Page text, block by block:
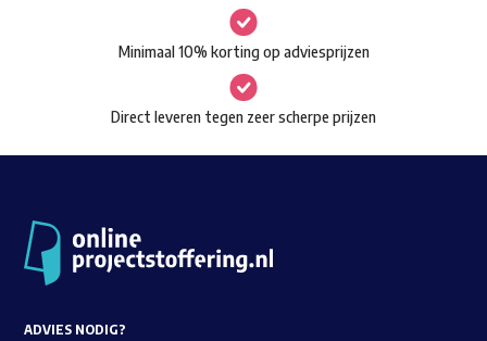
op
de
productpagina
Minimaal 10% korting op adviesprijzen
Direct leveren tegen zeer scherpe prijzen
ADVIES NODIG?